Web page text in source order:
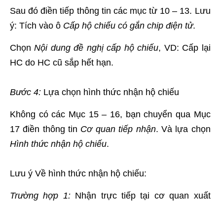
Sau đó điền tiếp thông tin các mục từ 10 – 13. Lưu
ý: Tích vào ô Cấp hộ chiếu có gắn chip điện tử.
ChọnNội dung đề nghị cấp hộ chiếu, VD: Cấp lại
HC do HC cũ sắp hết hạn.
Bước 4: Lựa chọn hình thức nhận hộ chiếu
Không có các Mục 15 – 16, bạn chuyển qua Mục
17 điền thông tin Cơ quan tiếp nhận. Và lựa chọn
Hình thức nhận hộ chiếu.
Lưu ý Về hình thức nhận hộ chiếu:
Trường hợp 1:Nhận trực tiếp tại cơ quan xuất